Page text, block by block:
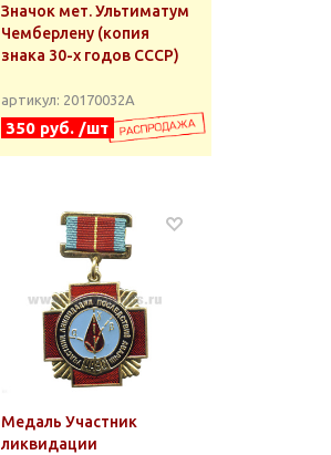
Значок мет. Ультиматум
Чемберлену (копия
знака 30-х годов СССР)
артикул: 20170032А
350 руб. /шт
Медаль Участник
ликвидации